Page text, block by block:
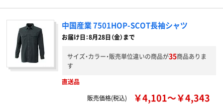
中国産業 7501HOP-SCOT長袖シャツ
お届け日：8月28日（金）まで
サイズ・カラー・販売単位違いの商品が35商品ありま
す
直送品
販売価格(税込)
￥4,101～￥4,343